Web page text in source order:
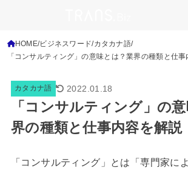
HOME ビジネスワード カタカナ語
「コンサルティング」の意味とは？業界の種類と仕事
カタカナ語 2022.01.18
「コンサルティング」の
界の種類と仕事内容を解説
「コンサルティング」とは「専門家に